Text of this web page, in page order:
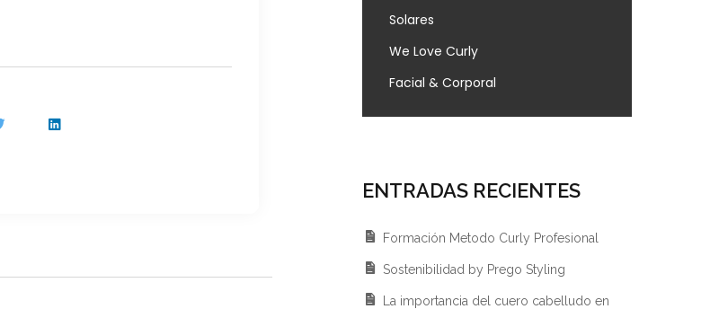
Solares
We Love Curly
Facial & Corporal
ENTRADAS RECIENTES
Formación Metodo Curly Profesional
Sostenibilidad by Prego Styling
La importancia del cuero cabelludo en